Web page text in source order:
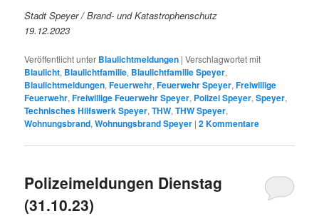
Stadt Speyer / Brand- und Katastrophenschutz
19.12.2023
Veröffentlicht unter Blaulichtmeldungen |Verschlagwortet mit
Blaulicht, Blaulichtfamilie, Blaulichtfamilie Speyer,
Blaulichtmeldungen,Feuerwehr,Feuerwehr Speyer,Freiwillige
Feuerwehr,Freiwillige Feuerwehr Speyer, Polizei Speyer,Speyer,
Technisches Hilfswerk Speyer,THW,THW Speyer,
Wohnungsbrand,Wohnungsbrand Speyer |2Kommentare
Polizeimeldungen Dienstag
(31.10.23)